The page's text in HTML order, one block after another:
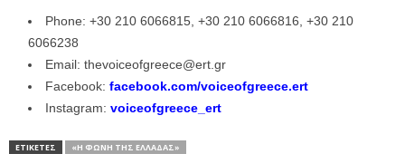
Phone: +30 210 6066815, +30 210 6066816, +30 210
6066238
Email: thevoiceofgreece@ert.gr
Facebook: facebook.com/voiceofgreece.ert
Instagram: voiceofgreece_ert
ΕΤΙΚΕΤΕΣ
«Η ΦΩΝΉ ΤΗΣ ΕΛΛΆΔΑΣ»